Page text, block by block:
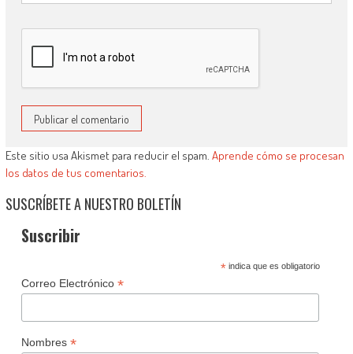
Este sitio usa Akismet para reducir el spam. Aprende cómo se procesan
los datos de tus comentarios.
SUSCRÍBETE A NUESTRO BOLETÍN
Suscribir
*indica que es obligatorio
Correo Electrónico *
Nombres *